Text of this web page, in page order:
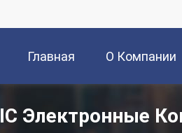
Главная
Страница
О Компании
IC Электронные